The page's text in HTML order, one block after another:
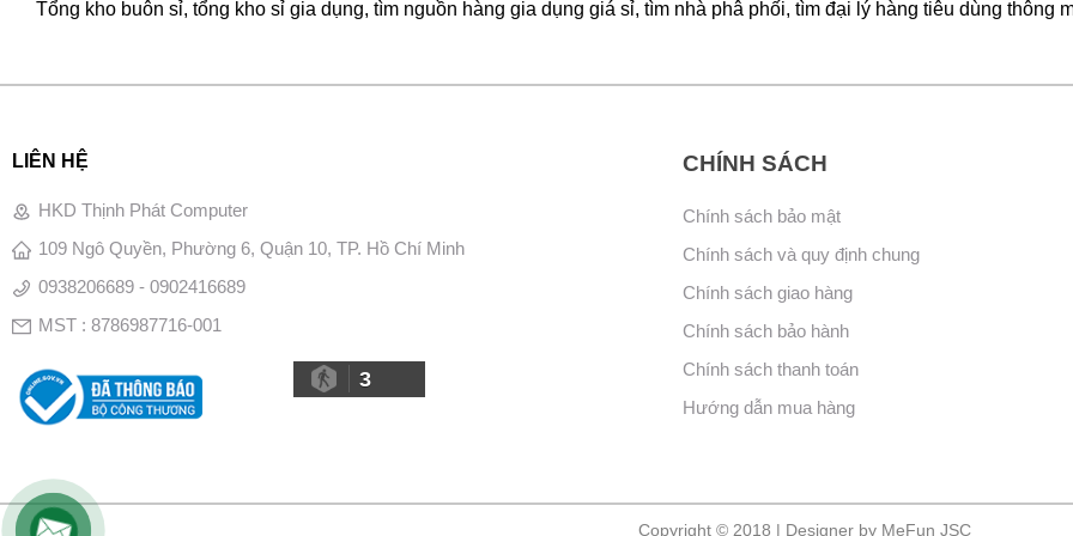
Tổng kho buôn sỉ, tổng kho sỉ gia dụng, tìm nguồn hàng gia dụng giá sỉ, tìm nhà phâ phối, tìm đại lý hàng tiêu dùng thông
LIÊN HỆ
HKD Thịnh Phát Computer
109 Ngô Quyền, Phường 6, Quận 10, TP. Hồ Chí Minh
0938206689 - 0902416689
MST : 8786987716-001
3
CHÍNH SÁCH
Chính sách bảo mật
Chính sách và quy định chung
Chính sách giao hàng
Chính sách bảo hành
Chính sách thanh toán
Hướng dẫn mua hàng
Copyright © 2018 | Designer by MeFun JSC